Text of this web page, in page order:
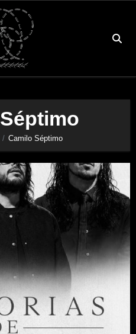
Camilo Séptimo